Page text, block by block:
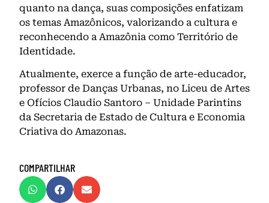
quanto na dança, suas composições enfatizam
os temas Amazônicos, valorizando a cultura e
reconhecendo a Amazônia como Território de
Identidade.
Atualmente, exerce a função de arte-educador,
professor de Danças Urbanas, no Liceu de Artes
e Ofícios Claudio Santoro – Unidade Parintins
da Secretaria de Estado de Cultura e Economia
Criativa do Amazonas.
COMPARTILHAR